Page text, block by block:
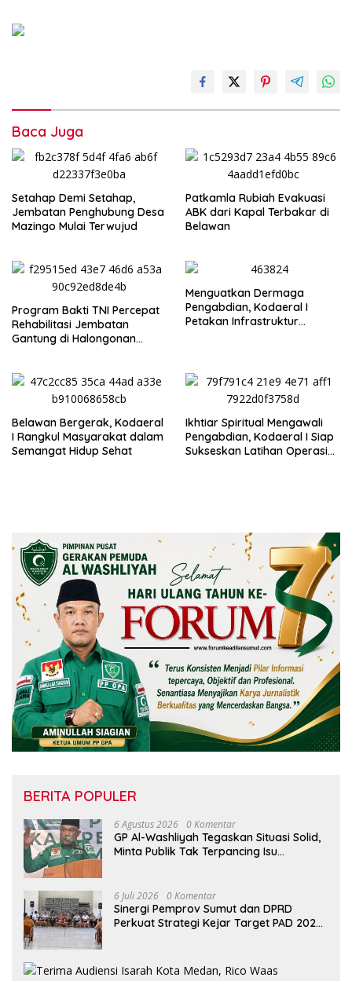
Baca Juga
Setahap Demi Setahap,
Jembatan Penghubung Desa
Mazingo Mulai Terwujud
Patkamla Rubiah Evakuasi
ABK dari Kapal Terbakar di
Belawan
Program Bakti TNI Percepat
Rehabilitasi Jembatan
Gantung di Halongonan
Menguatkan Dermaga
Pengabdian, Kodaeral I
Petakan Infrastruktur
Belawan Bergerak, Kodaeral
I Rangkul Masyarakat dalam
Semangat Hidup Sehat
Ikhtiar Spiritual Mengawali
Pengabdian, Kodaeral I Siap
Sukseskan Latihan Operasi
BERITA POPULER
6 Agustus 2026 0 Komentar
GP Al-Washliyah Tegaskan Situasi Solid,
Minta Publik Tak Terpancing Isu
6 Juli 2026 0 Komentar
Sinergi Pemprov Sumut dan DPRD
Perkuat Strategi Kejar Target PAD 2026